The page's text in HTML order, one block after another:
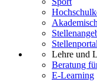
Stellenportal
Lehre und
Beratung
E-Learning